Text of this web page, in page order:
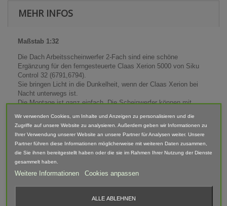
MEHR INFOS
Maßstab 1:32
Die Dach Arbeitsscheinwerfer 2-Fach sind eine schöne
Ergänzung für den ferngesteuerte Claas Xerion 5000 von Siku
Control 32 (6791,6794).
Sie bringen Licht in die Dunkelheit, wenn der Claas Xerion bei
Nacht unterwegs ist.
Die Montage ist ganz einfach. Die Scheinwerfer können mit
Ambitionierte Modellbauer und Elektronik-Spezialisten können
die Scheinwerfer mit LEDs beleuchten. (Nicht enthalten)
Geliefert werden zwei Scheinwerfer im Set.
Fernsteuerung
Wir verwenden Cookies, um Inhalte und Anzeigen zu personalisieren und die
Zugriffe auf unsere Website zu analysieren. Außerdem geben wir Informationen zu
Ihrer Verwendung unserer Website an unsere Partner für Analysen weiter. Unsere
Partner führen diese Informationen möglicherweise mit weiteren Daten zusammen,
die Sie ihnen bereitgestellt haben oder die sie im Rahmen Ihrer Nutzung der Dienste
gesammelt haben.
Weitere Informationen Cookies anpassen
ALLE ABLEHNEN